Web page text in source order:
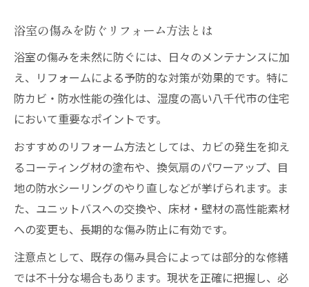
浴室の傷みを防ぐリフォーム方法とは
浴室の傷みを未然に防ぐには、日々のメンテナンスに加
え、リフォームによる予防的な対策が効果的です。特に
防カビ・防水性能の強化は、湿度の高い八千代市の住宅
において重要なポイントです。
おすすめのリフォーム方法としては、カビの発生を抑え
るコーティング材の塗布や、換気扇のパワーアップ、目
地の防水シーリングのやり直しなどが挙げられます。ま
た、ユニットバスへの交換や、床材・壁材の高性能素材
への変更も、長期的な傷み防止に有効です。
注意点として、既存の傷み具合によっては部分的な修繕
では不十分な場合もあります。現状を正確に把握し、必